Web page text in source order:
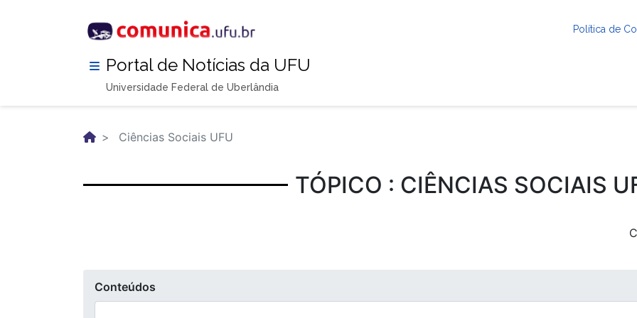
Política de
Portal de Notícias da UFU
Universidade Federal de Uberlândia
Ciências Sociais UFU
TÓPICO : CIÊNCIAS SOCIAIS
Conteúdos